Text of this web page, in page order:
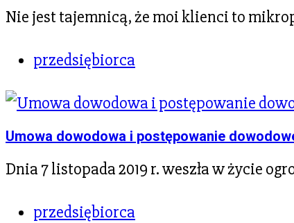
Nie jest tajemnicą, że moi klienci to
przedsiębiorca
Umowa dowodowa i postępowanie
Dnia 7 listopada 2019 r. weszła w życie
przedsiębiorca